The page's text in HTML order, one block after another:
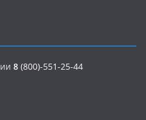
8 (800)-551-25-44